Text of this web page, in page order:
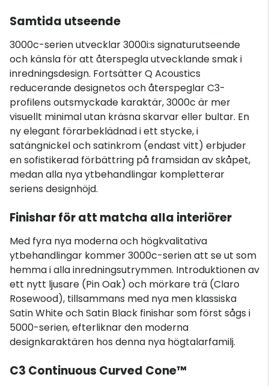
Samtida utseende
3000c-serien utvecklar 3000i:s signaturutseende
och känsla för att återspegla utvecklande smak i
inredningsdesign. Fortsätter Q Acoustics
reducerande designetos och återspeglar C3-
profilens outsmyckade karaktär, 3000c är mer
visuellt minimal utan kräsna skarvar eller bultar. En
ny elegant förarbeklädnad i ett stycke, i
satängnickel och satinkrom (endast vitt) erbjuder
en sofistikerad förbättring på framsidan av skåpet,
medan alla nya ytbehandlingar kompletterar
seriens designhöjd.
Finishar för att matcha alla interiörer
Med fyra nya moderna och högkvalitativa
ytbehandlingar kommer 3000c-serien att se ut som
hemma i alla inredningsutrymmen. Introduktionen av
ett nytt ljusare (Pin Oak) och mörkare trä (Claro
Rosewood), tillsammans med nya men klassiska
Satin White och Satin Black finishar som först sågs i
5000-serien, efterliknar den moderna
designkaraktären hos denna nya högtalarfamilj.
C3 Continuous Curved Cone™